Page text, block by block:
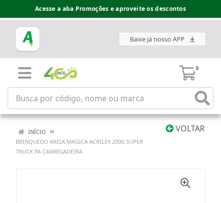
Acesse a aba Promoções e aproveite os descontos
Baixe já nosso APP
0
VOLTAR
INÍCIO
BRINQUEDO AREIA MAGICA ACRILEX 200G SUPER
TRUCK PA CARREGADEIRA